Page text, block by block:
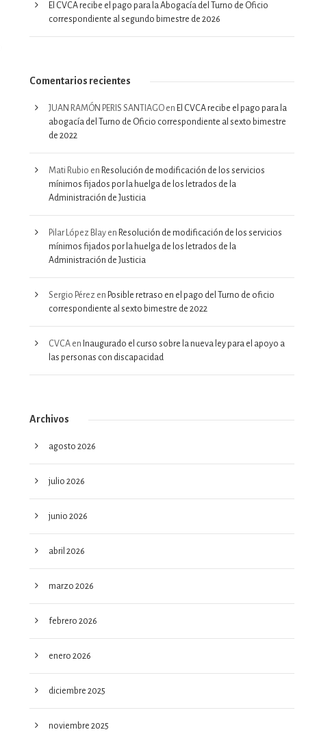
El CVCA recibe el pago para la Abogacía del Turno de Oficio
correspondiente al segundo bimestre de 2026
Comentarios recientes
JUAN RAMÓN PERIS SANTIAGO en El CVCA recibe el pago para la
abogacía del Turno de Oficio correspondiente al sexto bimestre
de 2022
Mati Rubio en Resolución de modificación de los servicios
mínimos fijados por la huelga de los letrados de la
Administración de Justicia
Pilar López Blay en Resolución de modificación de los servicios
mínimos fijados por la huelga de los letrados de la
Administración de Justicia
Sergio Pérez en Posible retraso en el pago del Turno de oficio
correspondiente al sexto bimestre de 2022
CVCA en Inaugurado el curso sobre la nueva ley para el apoyo a
las personas con discapacidad
Archivos
agosto 2026
julio 2026
junio 2026
abril 2026
marzo 2026
febrero 2026
enero 2026
diciembre 2025
noviembre 2025